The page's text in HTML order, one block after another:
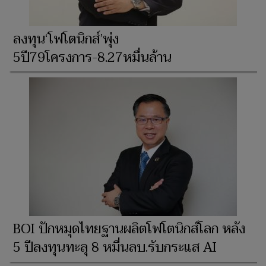
ลงทุน‘โฟโตนิกส์’พุ่ง
5ปี79โครงการ-8.27หมื่นล้าน
BOI ปักหมุดไทยฐานผลิตโฟโตนิกส์โลก หลัง
5 ปีลงทุนทะลุ 8 หมื่นลบ.รับกระแส AI